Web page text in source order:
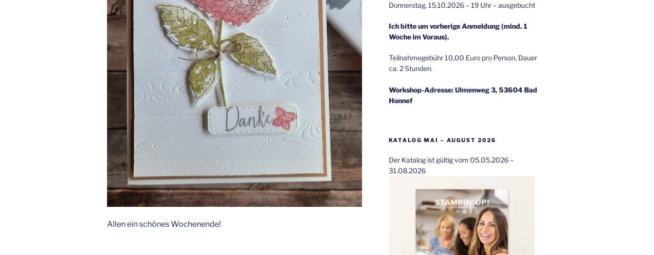
Allen ein schönes Wochenende!
Donnerstag, 15.10.2026 – 19 Uhr – ausgebucht
Ich bitte um vorherige Anmeldung (mind. 1
Woche im Voraus).
Teilnahmegebühr 10,00 Euro pro Person. Dauer
ca. 2 Stunden.
Workshop-Adresse: Ulmenweg 3, 53604 Bad
Honnef
KATALOG MAI – AUGUST 2026
Der Katalog ist gültig vom 05.05.2026 –
31.08.2026